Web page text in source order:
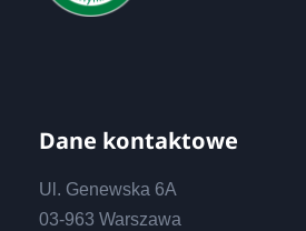
Dane kontaktowe
Ul. Genewska 6A
03-963 Warszawa